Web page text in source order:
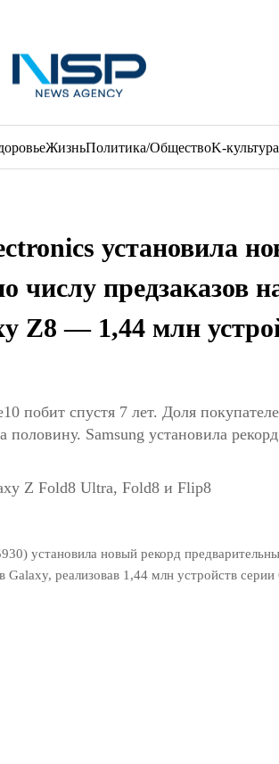
ЖизньПолитика/ОбществоK-культура
установила
числу предзаказов
Z8 — 1,44 млн
побит спустя 7 лет. Доля
половину. Samsung установила рекорд
Z Fold8 Ultra, Fold8 и Flip8
установила новый рекорд
реализовав 1,44 млн устройств серии